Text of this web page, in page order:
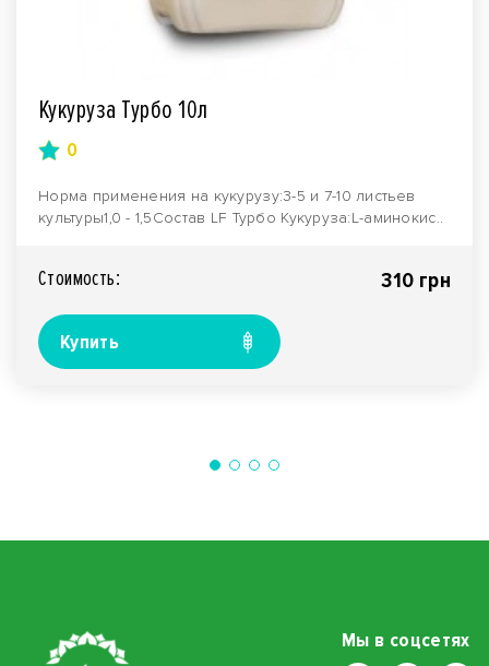
Кукуруза Турбо 10л
0
Норма применения на кукурузу:3-5 и 7-10 листьев
культуры1,0 - 1,5Состав LF Турбо Кукуруза:L-аминокис..
Стоимость: 310 грн
Купить
Мы в соцсетях